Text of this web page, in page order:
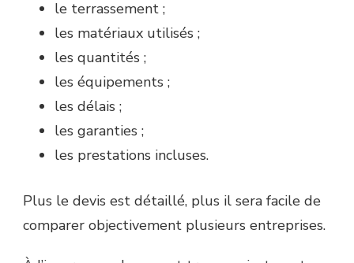
le terrassement ;
les matériaux utilisés ;
les quantités ;
les équipements ;
les délais ;
les garanties ;
les prestations incluses.
Plus le devis est détaillé, plus il sera facile de
comparer objectivement plusieurs entreprises.